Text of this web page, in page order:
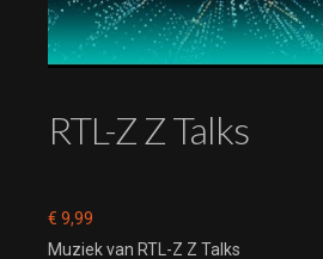
RTL-Z Z Talks
€ 9,99
Muziek van RTL-Z Z Talks